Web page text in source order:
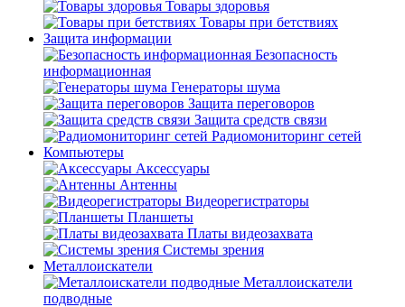
Товары здоровья
Товары при бетствиях
Защита информации
Безопасность
информационная
Генераторы шума
Защита переговоров
Защита средств связи
Радиомониторинг сетей
Компьютеры
Аксессуары
Антенны
Видеорегистраторы
Планшеты
Платы видеозахвата
Системы зрения
Металлоискатели
Металлоискатели
подводные